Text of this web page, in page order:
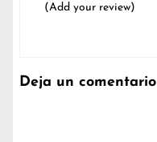
(Add your review)
Deja un comentario